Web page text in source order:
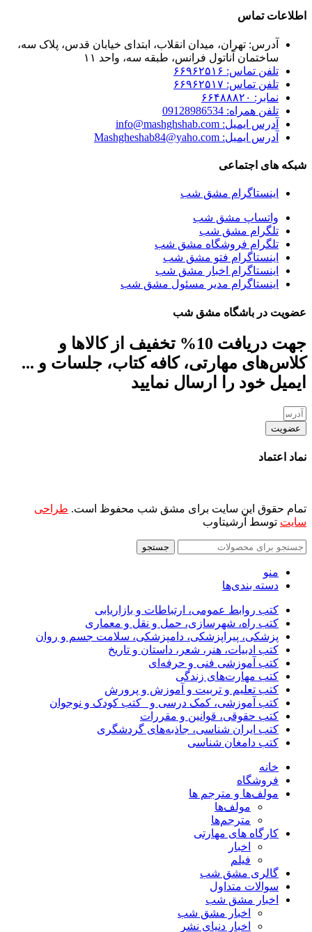
اطلاعات تماس
آدرس: تهران، میدان انقلاب، ابتدای خیابان قدس، پلاک سه،
ساختمان آناتول فرانس، طبقه سه، واحد ۱۱
تلفن تماس: ۶۶۹۶۲۵۱۶
تلفن تماس: ۶۶۹۶۲۵۱۷
نمابر: ۶۶۴۸۸۸۲۰
تلفن همراه: 09128986534
آدرس ایمیل: info@mashghshab.com
آدرس ایمیل: Mashgheshab84@yaho.com
شبکه های اجتماعی
اینستاگرام مشق شب
واتساپ مشق شب
تلگرام مشق شب
تلگرام فروشگاه مشق شب
اینستاگرام فتو مشق شب
اینستاگرام اخبار مشق شب
اینستاگرام مدیر مسئول مشق شب
عضویت در باشگاه مشق شب
جهت دریافت 10% تخفیف از کالاها و
کلاس‌های مهارتی، کافه کتاب، جلسات و ...
ایمیل خود را ارسال نمایید
عضویت
نماد اعتماد
تمام حقوق این سایت برای مشق شب محفوظ است. طراحی
سایت توسط آرشیتاوب
جستجو
منو
دسته بندی‌ها
کتب روابط عمومی، ارتباطات و بازاریابی
کتب راه، شهرسازی، حمل و نقل و معماری
پزشکی، پیراپزشکی، دامپزشکی، سلامت جسم و روان
کتب ادبیات، هنر، شعر، داستان و تاریخ
کتب آموزشی فنی و حرفه‌ای
کتب مهارت‌های زندگی
کتب تعلیم و تربیت و آموزش و پرورش
کتب آموزشی، کمک درسی و _کتب کودک و نوجوان
کتب حقوقی، قوانین و مقررات
کتب ایران شناسی، جاذبه‌های گردشگری
کتب دامغان شناسی
خانه
فروشگاه
مولف‌ها و مترجم ها
مولف‌ها
مترجم‌ها
کارگاه های مهارتی
اخبار
فیلم
گالری مشق شب
سوالات متداول
اخبار مشق شب
اخبار مشق شب
اخبار دنیای نشر